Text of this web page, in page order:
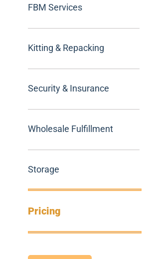
FBM Services
Kitting & Repacking
Security & Insurance
Wholesale Fulfillment
Storage
Pricing